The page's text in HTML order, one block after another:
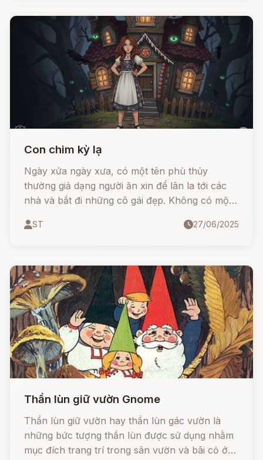
Con chim kỳ lạ
Ngày xửa ngày xưa, có một tên phù thủy
thường giả dạng người ăn xin để lân la tới các
nhà và bắt đi những cô gái đẹp. Không có một
cô nào trở về.
ST 27/06/2025
Thần lùn giữ vườn Gnome
Thần lùn giữ vườn hay thần lùn gác vườn là
những bức tượng thần lùn được sử dụng nhằm
mục đích trang trí trong sân vườn và bãi cỏ ở